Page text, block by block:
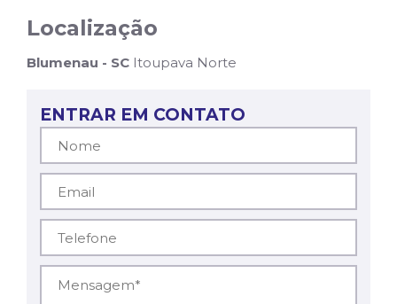
Localização
Blumenau - SC Itoupava Norte
ENTRAR EM CONTATO